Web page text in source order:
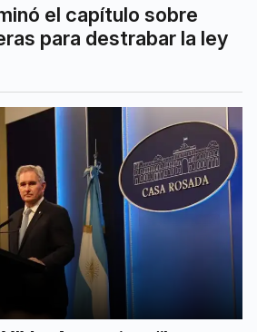
el capítulo sobre
para destrabar la ley